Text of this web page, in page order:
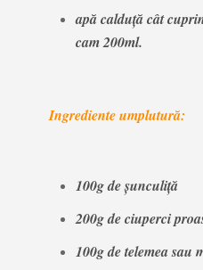
apă calduţă cât
cam 200ml.
Ingrediente umplutură:
100g de şunculiţă
200g de ciuperci
100g de telemea sau